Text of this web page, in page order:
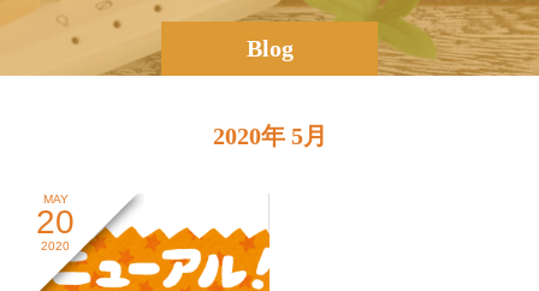
Blog
2020年 5月
MAY
20
2020